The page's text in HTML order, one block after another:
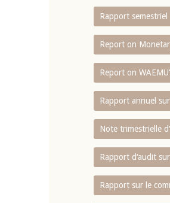
Rapport
Report on
Report on
Rapport annuel
Note trimestrielle
Rapport d‘audit
Rapport sur le